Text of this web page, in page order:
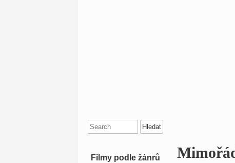
Search
for:
Filmy podle žánrů